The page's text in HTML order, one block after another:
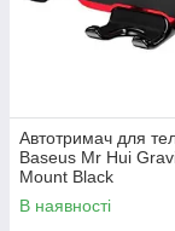
Автотримач для
Baseus Mr Hui
Mount Black
В наявності